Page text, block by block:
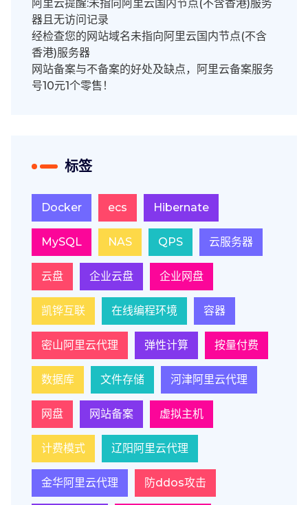
阿里云提醒:未指向阿里云国内节点(不含香港)服务
器且无访问记录
经检查您的网站域名未指向阿里云国内节点(不含
香港)服务器
网站备案与不备案的好处及缺点，阿里云备案服务
号10元1个零售！
标签
Docker ecs Hibernate
MySQL NAS QPS 云服务器
云盘 企业云盘 企业网盘
凯铧互联 在线编程环境 容器
密山阿里云代理 弹性计算 按量付费
数据库 文件存储 河津阿里云代理
网盘 网站备案 虚拟主机
计费模式 辽阳阿里云代理
金华阿里云代理 防ddos攻击